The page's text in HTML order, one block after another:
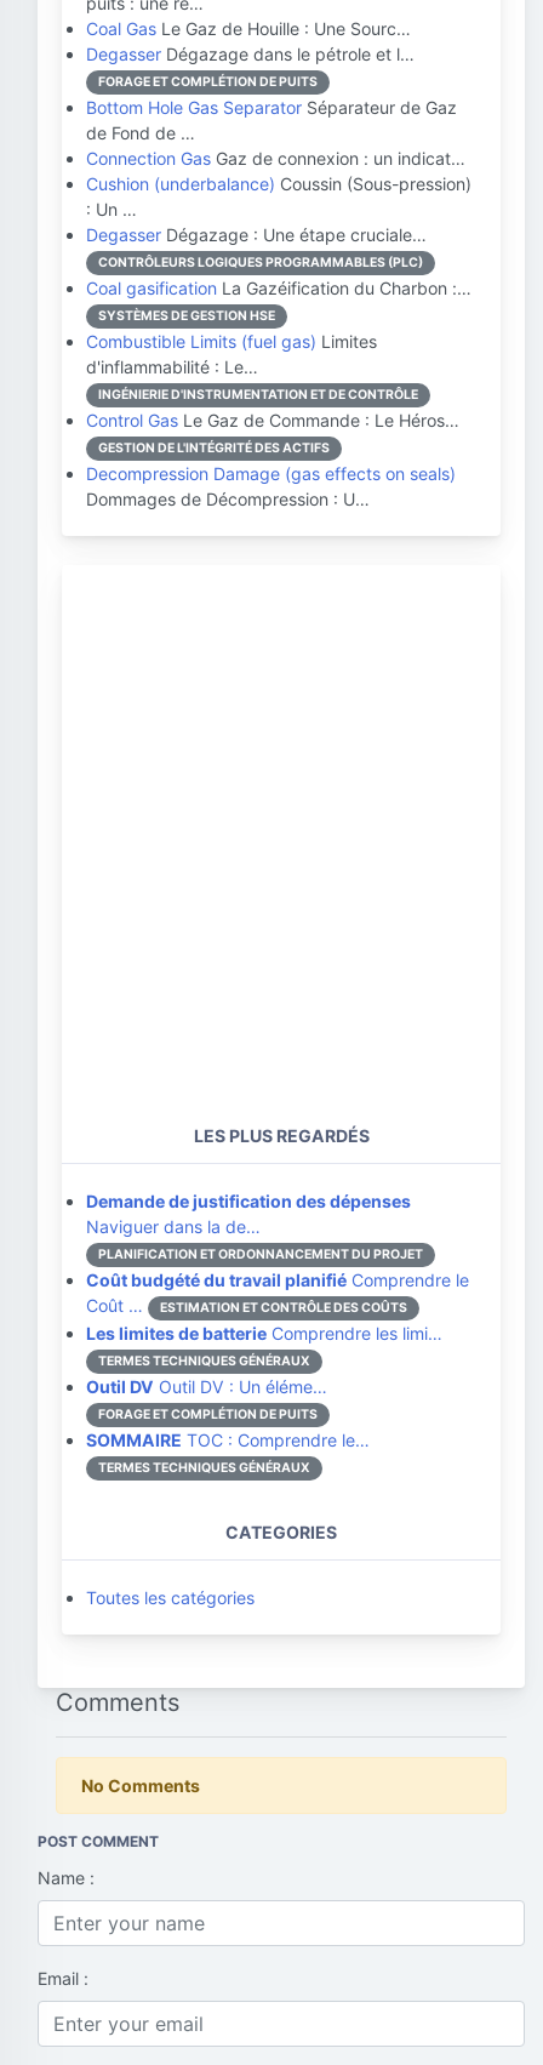
Coal Gas Le Gaz de Houille : Une Sourc…
Degasser Dégazage dans le pétrole et l…
FORAGE ET COMPLÉTION DE PUITS
Bottom Hole Gas Separator Séparateur de Gaz
de Fond de …
Connection Gas Gaz de connexion : un indicat…
Cushion (underbalance) Coussin (Sous-pression)
: Un …
Degasser Dégazage : Une étape cruciale…
CONTRÔLEURS LOGIQUES PROGRAMMABLES (PLC)
Coal gasification La Gazéification du Charbon :…
SYSTÈMES DE GESTION HSE
Combustible Limits (fuel gas) Limites
d'inflammabilité : Le…
INGÉNIERIE D'INSTRUMENTATION ET DE CONTRÔLE
Control Gas Le Gaz de Commande : Le Héros…
GESTION DE L'INTÉGRITÉ DES ACTIFS
Decompression Damage (gas effects on seals)
Dommages de Décompression : U…
LES PLUS REGARDÉS
Demande de justification des dépenses
Naviguer dans la de…
PLANIFICATION ET ORDONNANCEMENT DU PROJET
Coût budgété du travail planifié Comprendre le
Coût …
ESTIMATION ET CONTRÔLE DES COÛTS
Les limites de batterie Comprendre les limi…
TERMES TECHNIQUES GÉNÉRAUX
Outil DV Outil DV : Un éléme…
FORAGE ET COMPLÉTION DE PUITS
SOMMAIRE TOC : Comprendre le…
TERMES TECHNIQUES GÉNÉRAUX
CATEGORIES
Toutes les catégories
Comments
No Comments
POST COMMENT
Name :
Email :